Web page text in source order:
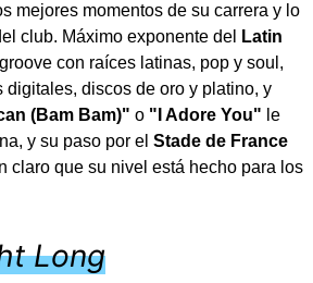
mejores momentos de su carrera y lo
club. Máximo exponente del
Latin
con raíces latinas, pop y soul,
discos de oro y platino, y
(Bam Bam)" o "I Adore You" le
y su paso por el Stade de France
claro que su nivel está hecho para los
Long